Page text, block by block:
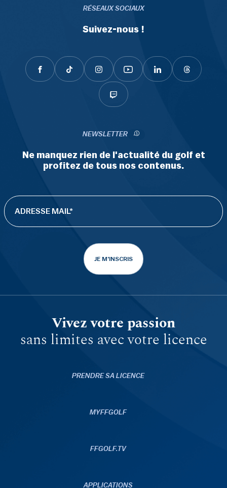
RÉSEAUX SOCIAUX
Suivez-nous !
NEWSLETTER
Ne manquez rien de l'actualité du golf et
profitez de tous nos contenus.
JE M'INSCRIS
Vivez votre passion
sans limites avec votre licence
PRENDRE SA LICENCE
MYFFGOLF
FFGOLF.TV
APPLICATIONS